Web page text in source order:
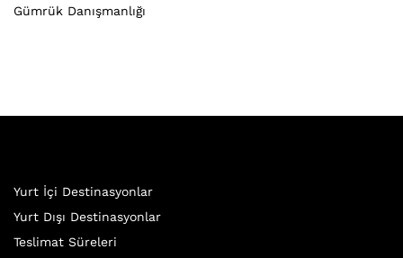
Gümrük Danışmanlığı
Yurt İçi Destinasyonlar
Yurt Dışı Destinasyonlar
Teslimat Süreleri